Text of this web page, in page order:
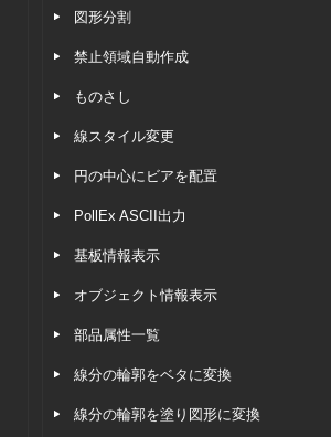
図形分割
禁止領域自動作成
ものさし
線スタイル変更
円の中心にビアを配置
PollEx ASCII出力
基板情報表示
オブジェクト情報表示
部品属性一覧
線分の輪郭をベタに変換
線分の輪郭を塗り図形に変換